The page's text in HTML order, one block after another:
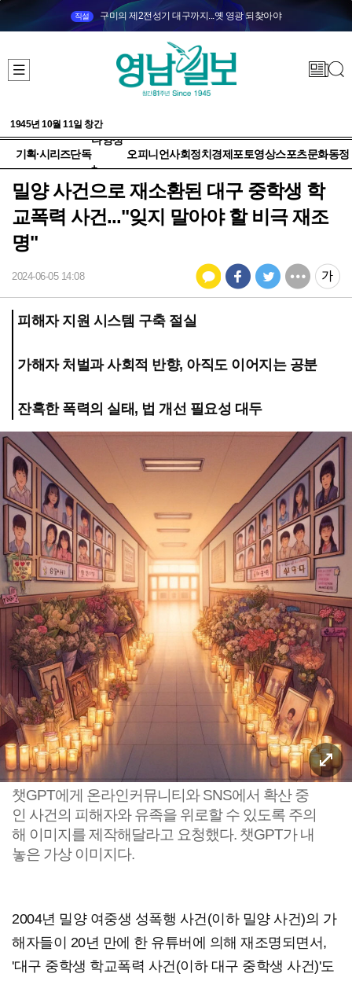
직설 구미의 제2전성기 대구까지...옛 영광 되찾아야
1945년 10월 11일 창간
기획·시리즈단독
다양성
+
오피니언사회정치 경제 포토영상스포츠문화동정
밀양 사건으로 재소환된 대구 중학생 학
교폭력 사건..."잊지 말아야 할 비극 재조
명"
2024-06-05 14:08
피해자 지원 시스템 구축 절실
가해자 처벌과 사회적 반향, 아직도 이어지는 공분
잔혹한 폭력의 실태, 법 개선 필요성 대두
챗GPT에게 온라인커뮤니티와 SNS에서 확산 중
인 사건의 피해자와 유족을 위로할 수 있도록 주의
해 이미지를 제작해달라고 요청했다. 챗GPT가 내
놓은 가상 이미지다.
2004년 밀양 여중생 성폭행 사건(이하 밀양 사건)의 가
해자들이 20년 만에 한 유튜버에 의해 재조명되면서,
'대구 중학생 학교폭력 사건(이하 대구 중학생 사건)'도